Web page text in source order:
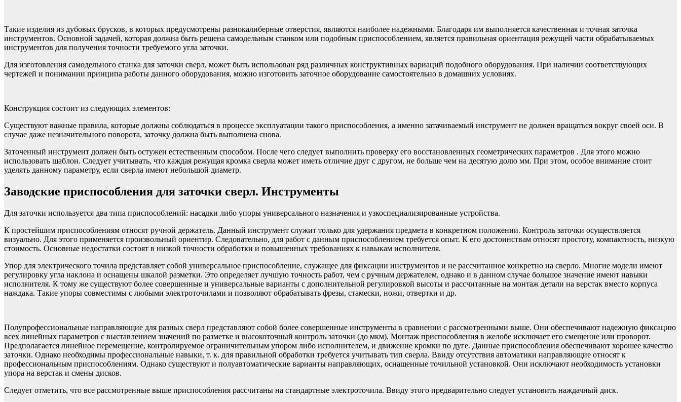
Такие изделия из дубовых брусков, в которых предусмотрены разнокалиберные отверстия, являются наиболее надежными. Благодаря им выполняется качественная и точная заточка
инструментов. Основной задачей, которая должна быть решена самодельным станком или подобным приспособлением, является правильная ориентация режущей части обрабатываемых
инструментов для получения точности требуемого угла заточки.
Для изготовления самодельного станка для заточки сверл, может быть использован ряд различных конструктивных вариаций подобного оборудования. При наличии соответствующих
чертежей и понимании принципа работы данного оборудования, можно изготовить заточное оборудование самостоятельно в домашних условиях.
Конструкция состоит из следующих элементов:
Существуют важные правила, которые должны соблюдаться в процессе эксплуатации такого приспособления, а именно затачиваемый инструмент не должен вращаться вокруг своей оси. В
случае даже незначительного поворота, заточку должна быть выполнена снова.
Заточенный инструмент должен быть остужен естественным способом. После чего следует выполнить проверку его восстановленных геометрических параметров . Для этого можно
использовать шаблон. Следует учитывать, что каждая режущая кромка сверла может иметь отличие друг с другом, не больше чем на десятую долю мм. При этом, особое внимание стоит
уделять данному параметру, если сверла имеют небольшой диаметр.
Заводские приспособления для заточки сверл. Инструменты
Для заточки используется два типа приспособлений: насадки либо упоры универсального назначения и узкоспециализированные устройства.
К простейшим приспособлениям относят ручной держатель. Данный инструмент служит только для удержания предмета в конкретном положении. Контроль заточки осуществляется
визуально. Для этого применяется произвольный ориентир. Следовательно, для работ с данным приспособлением требуется опыт. К его достоинствам относят простоту, компактность, низкую
стоимость. Основные недостатки состоят в низкой точности обработки и повышенных требованиях к навыкам исполнителя.
Упор для электрического точила представляет собой универсальное приспособление, служащее для фиксации инструментов и не рассчитанное конкретно на сверло. Многие модели имеют
регулировку угла наклона и оснащены шкалой разметки. Это определяет лучшую точность работ, чем с ручным держателем, однако и в данном случае большое значение имеют навыки
исполнителя. К тому же существуют более совершенные и универсальные варианты с дополнительной регулировкой высоты и рассчитанные на монтаж детали на верстак вместо корпуса
наждака. Такие упоры совместимы с любыми электроточилами и позволяют обрабатывать фрезы, стамески, ножи, отвертки и др.
Полупрофессиональные направляющие для разных сверл представляют собой более совершенные инструменты в сравнении с рассмотренными выше. Они обеспечивают надежную фиксацию
всех линейных параметров с выставлением значений по разметке и высокоточный контроль заточки (до мкм). Монтаж приспособления в желобе исключает его смещение или проворот.
Предполагается линейное перемещение, контролируемое ограничительным упором либо исполнителем, и движение кромки по дуге. Данные приспособления обеспечивают хорошее качество
заточки. Однако необходимы профессиональные навыки, т. к. для правильной обработки требуется учитывать тип сверла. Ввиду отсутствия автоматики направляющие относят к
профессиональным приспособлениям. Однако существуют и полуавтоматические варианты направляющих, оснащенные точильной установкой. Они исключают необходимость установки
упора на верстак и смены дисков.
Следует отметить, что все рассмотренные выше приспособления рассчитаны на стандартные электроточила. Ввиду этого предварительно следует установить наждачный диск.